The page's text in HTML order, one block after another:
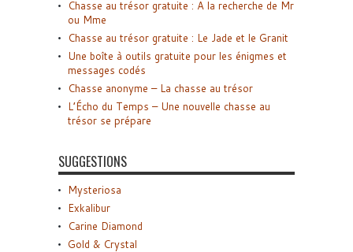
Chasse au trésor gratuite : A la recherche de Mr
ou Mme
Chasse au trésor gratuite : Le Jade et le Granit
Une boîte à outils gratuite pour les énigmes et
messages codés
Chasse anonyme – La chasse au trésor
L’Écho du Temps – Une nouvelle chasse au
trésor se prépare
SUGGESTIONS
Mysteriosa
Exkalibur
Carine Diamond
Gold & Crystal